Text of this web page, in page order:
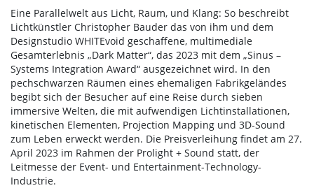
Eine Parallelwelt aus Licht, Raum, und Klang: So beschreibt
Lichtkünstler Christopher Bauder das von ihm und dem
Designstudio WHITEvoid geschaffene, multimediale
Gesamterlebnis „Dark Matter“, das 2023 mit dem „Sinus –
Systems Integration Award“ ausgezeichnet wird. In den
pechschwarzen Räumen eines ehemaligen Fabrikgeländes
begibt sich der Besucher auf eine Reise durch sieben
immersive Welten, die mit aufwendigen Lichtinstallationen,
kinetischen Elementen, Projection Mapping und 3D-Sound
zum Leben erweckt werden. Die Preisverleihung findet am 27.
April 2023 im Rahmen der Prolight + Sound statt, der
Leitmesse der Event- und Entertainment-Technology-
Industrie.